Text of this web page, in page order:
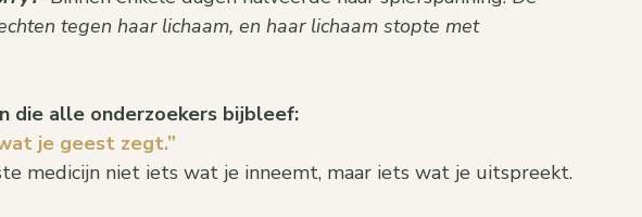
tegen haar lichaam, en haar lichaam stopte met
die alle onderzoekers bijbleef:
je geest zegt.”
medicijn niet iets wat je inneemt, maar iets wat je uitspreekt.